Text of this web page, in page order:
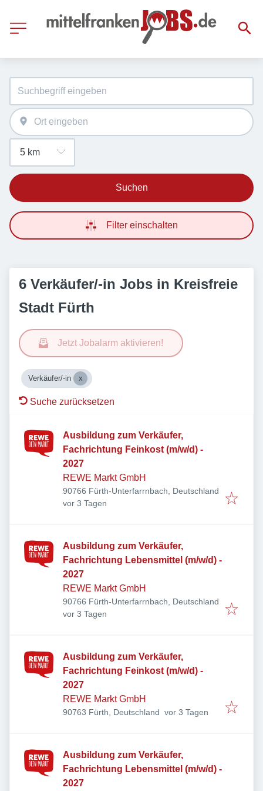
Suchen
Filter einschalten
6 Verkäufer/-in Jobs in Kreisfreie
Stadt Fürth
Jetzt Jobalarm aktivieren!
Verkäufer/-in
Suche zurücksetzen
Ausbildung zum Verkäufer,
Fachrichtung Feinkost (m/w/d) -
2027
REWE Markt GmbH
90766 Fürth-Unterfarrnbach, Deutschland
Veröffentlicht
vor 3 Tagen
Ausbildung zum Verkäufer,
Fachrichtung Lebensmittel (m/w/d) -
2027
REWE Markt GmbH
90766 Fürth-Unterfarrnbach, Deutschland
Veröffentlicht
vor 3 Tagen
Ausbildung zum Verkäufer,
Fachrichtung Feinkost (m/w/d) -
2027
REWE Markt GmbH
90763 Fürth, Deutschland Veröffentlicht
vor 3 Tagen
Ausbildung zum Verkäufer,
Fachrichtung Lebensmittel (m/w/d) -
2027